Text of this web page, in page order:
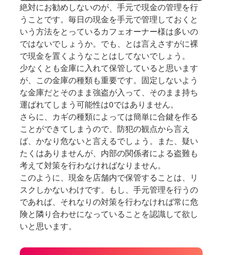
絶対にお勧めしないのが、手元で現金の管理を行
うことです。毎日の現金を手元で管理しておくと
いう方法をとっているカフェオーナー様は多いの
ではないでしょうか。でも、とは言えさすがに裸
で現金を置くようなことはしてないでしょう。
少なくとも金庫に入れて保管していると思います
が、この金庫の種類も重要です。固定しないよう
な金庫だとそのまま強盗が入って、そのまま持ち
運ばれてしまう可能性は0ではありません。
さらに、カギの種類によっては簡単に合鍵を作る
ことができてしまうので、防犯の観点から言え
ば、かなり危ないと言えるでしょう。また、疑い
たくはありませんが、内部の関係者による盗難も
考えて対策を行わなければなりません。
このように、現金を店舗内で保管することは、リ
スクしかないわけです。もし、手元管理を行うの
であれば、それなりの対策を行わなければ常に危
険と隣り合わせになっていることを認識して欲し
いと思います。